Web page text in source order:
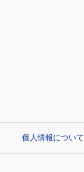
個人情報について